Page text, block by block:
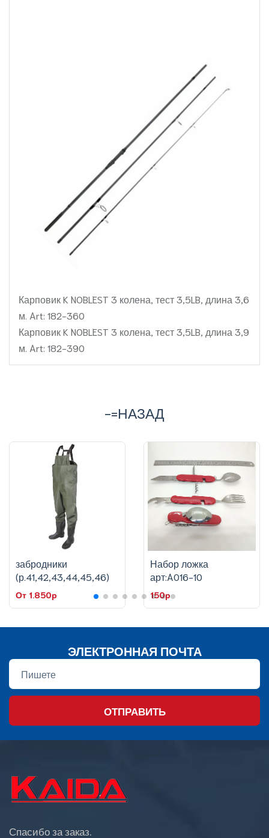
Карповик K NOBLEST 3 колена, тест 3,5LB, длина 3,6
м. Art: 182-360
Карповик K NOBLEST 3 колена, тест 3,5LB, длина 3,9
м. Art: 182-390
-=НАЗАД
забродники
(р.41,42,43,44,45,46)
От 1.850p
Набор ложка
арт:A016-10
150p
ЭЛЕКТРОННАЯ ПОЧТА
ОТПРАВИТЬ
Спасибо за заказ.